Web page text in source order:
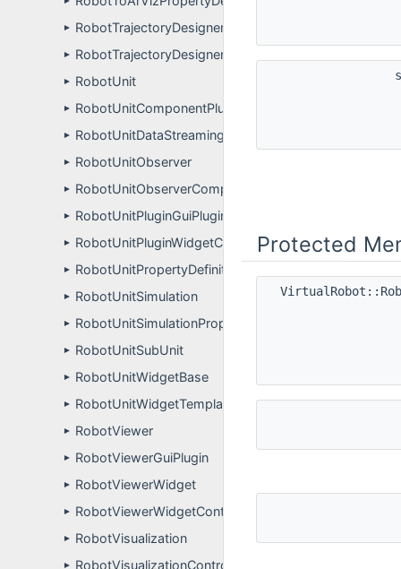
► RobotTrajectoryDesignerGuiPluginGuiPlugin
► RobotTrajectoryDesignerGuiPluginWidgetController
► RobotUnit
► RobotUnitComponentPluginUser
► RobotUnitDataStreamingReceiver
► RobotUnitObserver
► RobotUnitObserverComponentPluginUser
► RobotUnitPluginGuiPlugin
► RobotUnitPluginWidgetController
► RobotUnitPropertyDefinitions
► RobotUnitSimulation
► RobotUnitSimulationPropertyDefinitions
► RobotUnitSubUnit
► RobotUnitWidgetBase
► RobotUnitWidgetTemplateBase
► RobotViewer
► RobotViewerGuiPlugin
► RobotViewerWidget
► RobotViewerWidgetController
► RobotVisualization
► RobotVisualizationController
Protected